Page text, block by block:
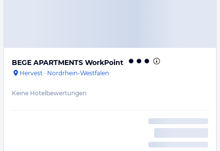
BEGE APARTMENTS WorkPoint
Hervest · Nordrhein-Westfalen
Keine Hotelbewertungen